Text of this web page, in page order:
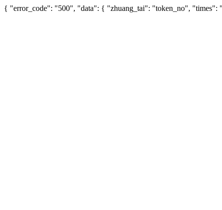
{ "error_code": "500", "data": { "zhuang_tai": "token_no", "times":